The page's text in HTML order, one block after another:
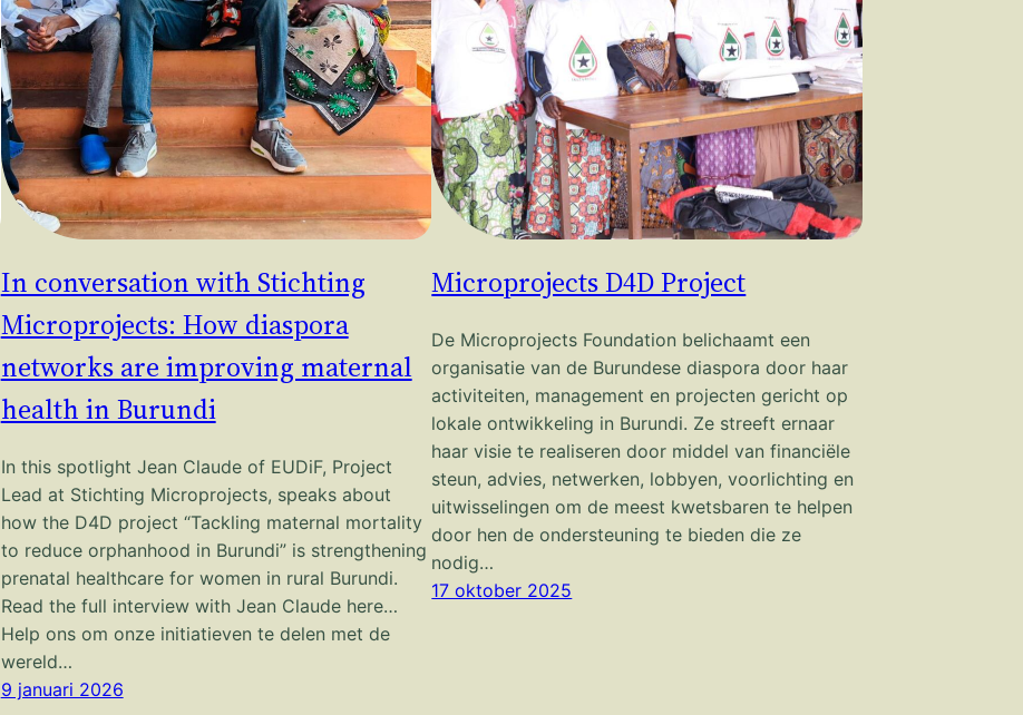
In conversation with Stichting
Microprojects: How diaspora
networks are improving maternal
health in Burundi
In this spotlight Jean Claude of EUDiF, Project
Lead at Stichting Microprojects, speaks about
how the D4D project “Tackling maternal mortality
to reduce orphanhood in Burundi” is strengthening
prenatal healthcare for women in rural Burundi.
Read the full interview with Jean Claude here…
Help ons om onze initiatieven te delen met de
wereld…
9 januari 2026
Microprojects D4D Project
De Microprojects Foundation belichaamt een
organisatie van de Burundese diaspora door haar
activiteiten, management en projecten gericht op
lokale ontwikkeling in Burundi. Ze streeft ernaar
haar visie te realiseren door middel van financiële
steun, advies, netwerken, lobbyen, voorlichting en
uitwisselingen om de meest kwetsbaren te helpen
door hen de ondersteuning te bieden die ze
nodig…
17 oktober 2025